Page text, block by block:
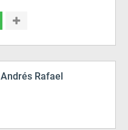
Andrés Rafael